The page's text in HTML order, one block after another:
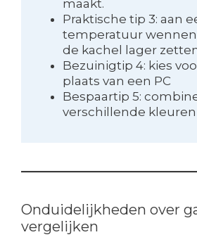
maakt.
Praktische tip 3: aan
temperatuur
de kachel lager
Bezuinigtip 4: kies
plaats van een PC
Bespaartip 5:
verschillende kleuren
Onduidelijkheden over
vergelijken